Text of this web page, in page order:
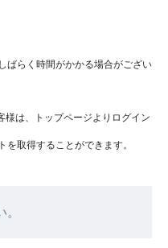
ばらく時間がかかる場合がござい
は、トップページよりログイン
取得することができます。